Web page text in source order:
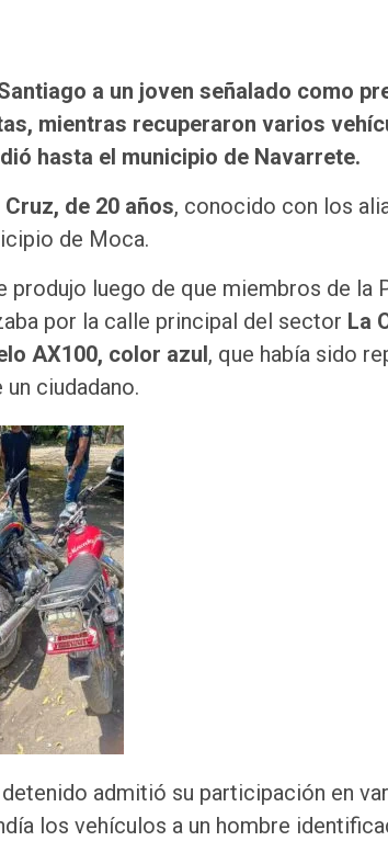
a un joven señalado como
mientras recuperaron varios
hasta el municipio de Navarrete.
de 20 años, conocido con los
de Moca.
luego de que miembros de la
por la calle principal del sector La
AX100, color azul, que había sido
ciudadano.
admitió su participación en
los vehículos a un hombre